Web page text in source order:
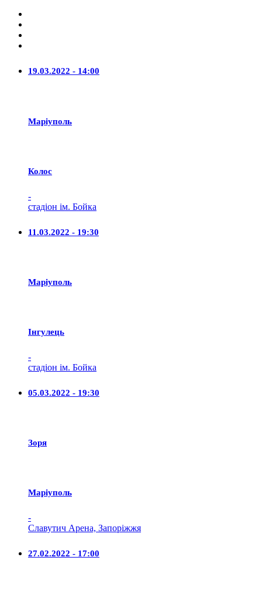
19.03.2022 - 14:00
Маріуполь
Колос
-
стадіон ім. Бойка
11.03.2022 - 19:30
Маріуполь
Iнгулець
-
стадіон ім. Бойка
05.03.2022 - 19:30
Зоря
Маріуполь
-
Славутич Арена, Запоріжжя
27.02.2022 - 17:00